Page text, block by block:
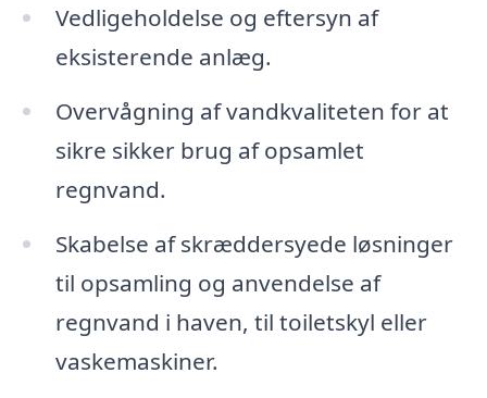
Vedligeholdelse og eftersyn af
eksisterende anlæg.
Overvågning af vandkvaliteten for at
sikre sikker brug af opsamlet
regnvand.
Skabelse af skræddersyede løsninger
til opsamling og anvendelse af
regnvand i haven, til toiletskyl eller
vaskemaskiner.